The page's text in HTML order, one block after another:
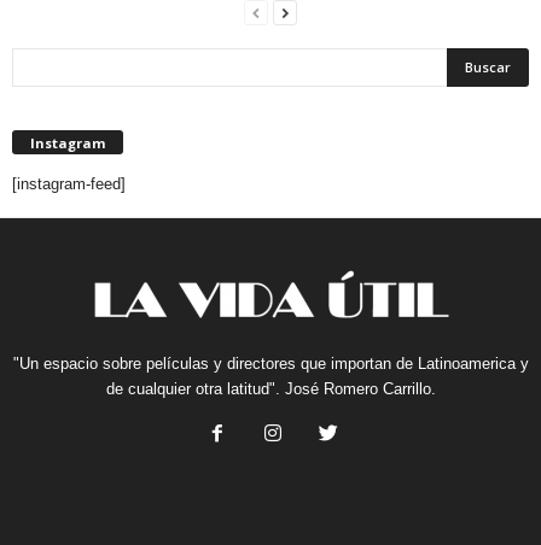
Instagram
[instagram-feed]
"Un espacio sobre películas y directores que importan de Latinoamerica y
de cualquier otra latitud". José Romero Carrillo.